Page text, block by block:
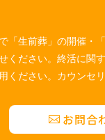
「生前葬」の開催・
ください。終活に関
ください。カウンセ
お問合